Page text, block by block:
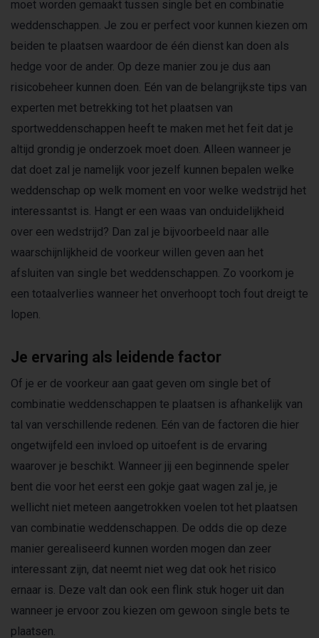
moet worden gemaakt tussen single bet en combinatie
weddenschappen. Je zou er perfect voor kunnen kiezen om
beiden te plaatsen waardoor de één dienst kan doen als
hedge voor de ander. Op deze manier zou je dus aan
risicobeheer kunnen doen. Eén van de belangrijkste tips van
experten met betrekking tot het plaatsen van
sportweddenschappen heeft te maken met het feit dat je
altijd grondig je onderzoek moet doen. Alleen wanneer je
dat doet zal je namelijk voor jezelf kunnen bepalen welke
weddenschap op welk moment en voor welke wedstrijd het
interessantst is. Hangt er een waas van onduidelijkheid
over een wedstrijd? Dan zal je bijvoorbeeld naar alle
waarschijnlijkheid de voorkeur willen geven aan het
afsluiten van single bet weddenschappen. Zo voorkom je
een totaalverlies wanneer het onverhoopt toch fout dreigt te
lopen.
Je ervaring als leidende factor
Of je er de voorkeur aan gaat geven om single bet of
combinatie weddenschappen te plaatsen is afhankelijk van
tal van verschillende redenen. Eén van de factoren die hier
ongetwijfeld een invloed op uitoefent is de ervaring
waarover je beschikt. Wanneer jij een beginnende speler
bent die voor het eerst een gokje gaat wagen zal je, je
wellicht niet meteen aangetrokken voelen tot het plaatsen
van combinatie weddenschappen. De odds die op deze
manier gerealiseerd kunnen worden mogen dan zeer
interessant zijn, dat neemt niet weg dat ook het risico
ernaar is. Deze valt dan ook een flink stuk hoger uit dan
wanneer je ervoor zou kiezen om gewoon single bets te
plaatsen.